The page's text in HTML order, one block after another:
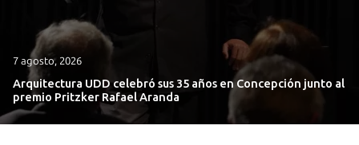
7 agosto, 2026
Arquitectura UDD celebró sus 35 años en Concepción junto al
premio Pritzker Rafael Aranda